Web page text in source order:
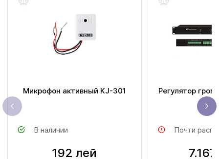
Микрофон активный KJ-301
В наличии
192 лей
Регулятор
Почти